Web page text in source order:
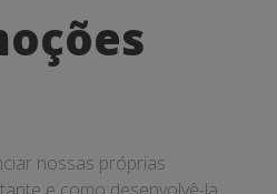
nossas próprias